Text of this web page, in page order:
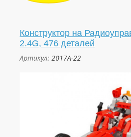
Конструктор на
2.4G, 476 деталей
Артикул: 2017A-22